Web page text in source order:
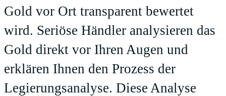
Gold vor Ort transparent bewertet
wird. Seriöse Händler analysieren das
Gold direkt vor Ihren Augen und
erklären Ihnen den Prozess der
Legierungsanalyse. Diese Analyse